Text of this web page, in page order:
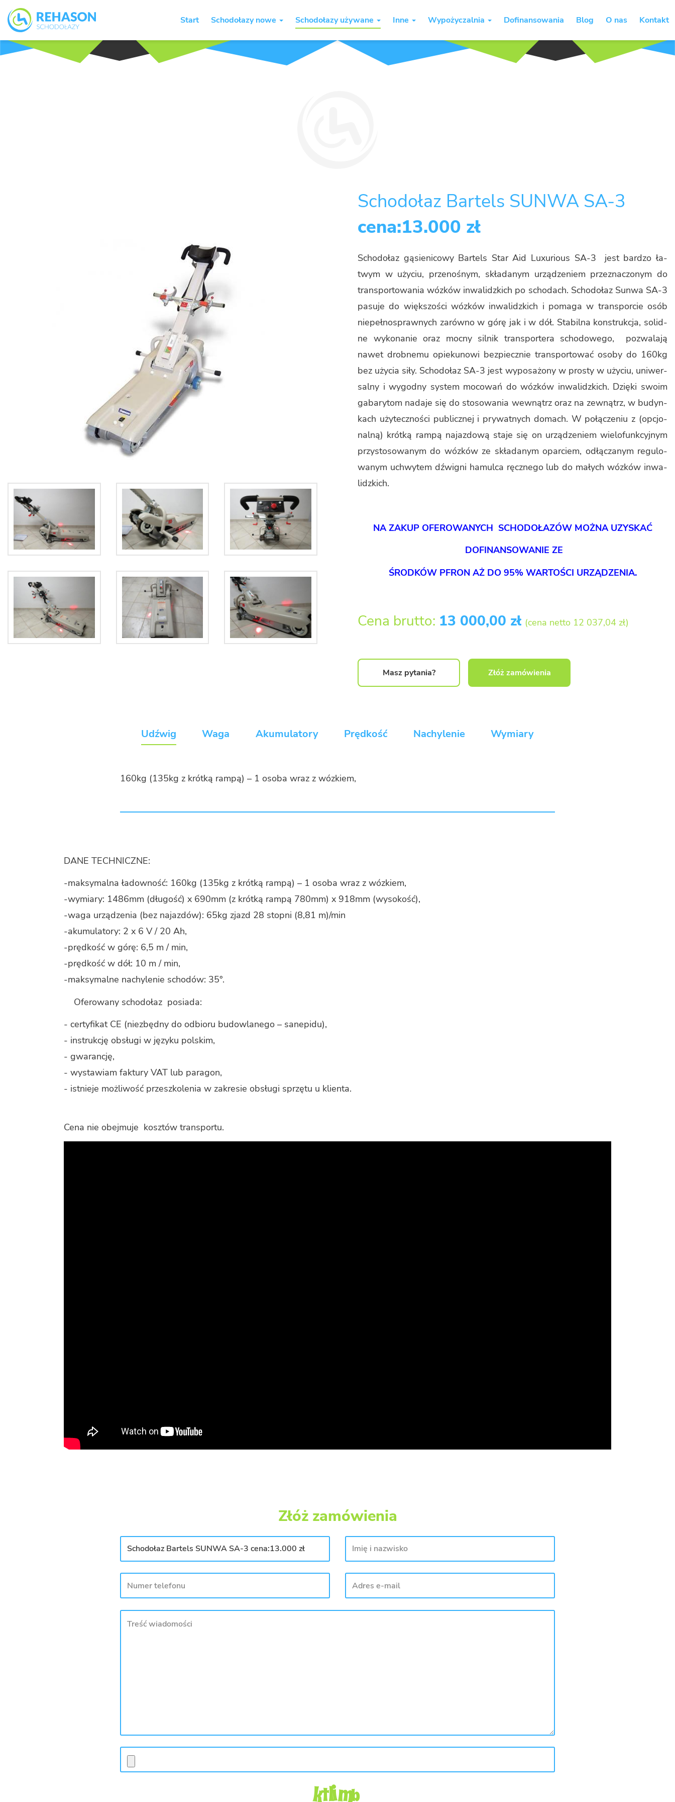
Start Schodołazy nowe Schodołazy używane Inne Wypożyczalnia Dofinansowania Blog O nas Kontakt
Schodołaz Bartels SUNWA SA-3
cena:13.000 zł
Scho­do­łaz gą­sie­ni­co­wy Bar­tels Star Aid Lu­xu­rio­us SA-3 jest bar­dzo ła­
twym w uży­ciu, prze­no­śnym, skła­da­nym urzą­dze­niem prze­zna­czo­nym do
trans­por­to­wa­nia wóz­ków in­wa­lidz­kich po scho­dach. Scho­do­łaz Sunwa SA-3
pa­su­je do więk­szo­ści wóz­ków in­wa­lidz­kich i po­ma­ga w trans­por­cie osób
nie­peł­no­spraw­nych za­rów­no w górę jak i w dół. Sta­bil­na kon­struk­cja, so­lid­
ne wy­ko­na­nie oraz mocny sil­nik trans­por­te­ra scho­do­we­go, po­zwa­la­ją
nawet drob­ne­mu opie­ku­no­wi bez­piecz­nie trans­por­to­wać osoby do 160kg
bez uży­cia siły. Scho­do­łaz SA-3 jest wy­po­sa­żo­ny w pro­sty w uży­ciu, uni­wer­
sal­ny i wy­god­ny sys­tem mo­co­wań do wóz­ków in­wa­lidz­kich. Dzię­ki swoim
ga­ba­ry­tom na­da­je się do sto­so­wa­nia we­wnątrz oraz na ze­wnątrz, w bu­dyn­
kach uży­tecz­no­ści pu­blicz­nej i pry­wat­nych do­mach. W po­łą­cze­niu z (opcjo­
nal­ną) krót­ką rampą na­jaz­do­wą staje się on urzą­dze­niem wie­lo­funk­cyj­nym
przy­sto­so­wa­nym do wóz­ków ze skła­da­nym opar­ciem, odłą­cza­nym re­gu­lo­
wa­nym uchwy­tem dźwi­gni ha­mul­ca ręcz­ne­go lub do ma­łych wóz­ków in­wa­
lidz­kich.
NA ZAKUP OFE­RO­WA­NYCH SCHO­DO­ŁA­ZÓW MOŻNA UZY­SKAĆ
DO­FI­NAN­SO­WA­NIE ZE
ŚROD­KÓW PFRON AŻ DO 95% WAR­TO­ŚCI URZĄ­DZE­NIA.
Cena brutto: 13 000,00 zł (cena netto 12 037,04 zł)
Masz pytania? Złóż zamówienia
Udźwig Waga Akumulatory Prędkość Nachylenie Wymiary
160kg (135kg z krót­ką rampą) – 1 osoba wraz z wóz­kiem,
DANE TECH­NICZ­NE:
-mak­sy­mal­na ła­dow­ność: 160kg (135kg z krót­ką rampą) – 1 osoba wraz z wóz­kiem,
-wy­mia­ry: 1486mm (dłu­gość) x 690mm (z krót­ką rampą 780mm) x 918mm (wy­so­kość),
-waga urzą­dze­nia (bez na­jaz­dów): 65kg zjazd 28 stop­ni (8,81 m)/min
-aku­mu­la­to­ry: 2 x 6 V / 20 Ah,
-pręd­kość w górę: 6,5 m / min,
-pręd­kość w dół: 10 m / min,
-mak­sy­mal­ne na­chy­le­nie scho­dów: 35°.
Ofe­ro­wa­ny scho­do­łaz po­sia­da:
- cer­ty­fi­kat CE (nie­zbęd­ny do od­bio­ru bu­dow­la­ne­go – sa­ne­pi­du),
- in­struk­cję ob­słu­gi w ję­zy­ku pol­skim,
- gwa­ran­cję,
- wy­sta­wiam fak­tu­ry VAT lub pa­ra­gon,
- ist­nie­je moż­li­wość prze­szko­le­nia w za­kre­sie ob­słu­gi sprzę­tu u klien­ta.
Cena nie obej­mu­je kosz­tów trans­por­tu.
Złóż zamówienia